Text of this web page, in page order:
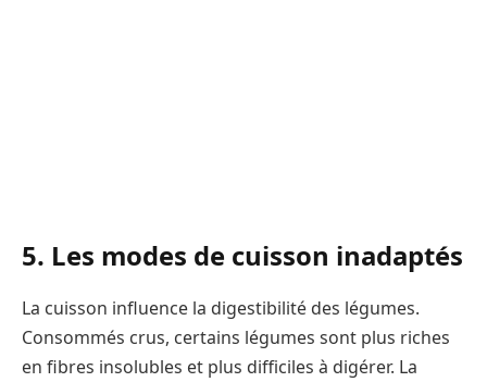
5. Les modes de cuisson inadaptés
La cuisson influence la digestibilité des légumes.
Consommés crus, certains légumes sont plus riches
en fibres insolubles et plus difficiles à digérer. La